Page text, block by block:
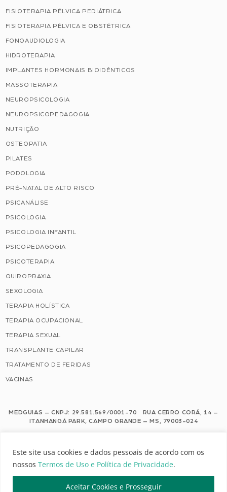
Este site usa cookies e dados pessoais de acordo com os
nossos Termos de Uso e Política de Privacidade.
Aceitar Cookies e Prosseguir
FISIOTERAPIA PÉLVICA PEDIÁTRICA
FISIOTERAPIA PÉLVICA E OBSTÉTRICA
FONOAUDIOLOGIA
HIDROTERAPIA
IMPLANTES HORMONAIS BIOIDÊNTICOS
MASSOTERAPIA
NEUROPSICOLOGIA
NEUROPSICOPEDAGOGIA
NUTRIÇÃO
OSTEOPATIA
PILATES
PODOLOGIA
PRÉ-NATAL DE ALTO RISCO
PSICANÁLISE
PSICOLOGIA
PSICOLOGIA INFANTIL
PSICOPEDAGOGIA
PSICOTERAPIA
QUIROPRAXIA
SEXOLOGIA
TERAPIA HOLÍSTICA
TERAPIA OCUPACIONAL
TERAPIA SEXUAL
TRANSPLANTE CAPILAR
TRATAMENTO DE FERIDAS
VACINAS
MEDGUIAS – CNPJ: 29.581.569/0001-70 RUA CERRO CORÁ, 14 –
ITANHANGÁ PARK, CAMPO GRANDE – MS, 79003-024
Este site usa cookies e dados pessoais de acordo com os nossos Termos de
Uso e Política de Privacidade.
Configuração de Cookies